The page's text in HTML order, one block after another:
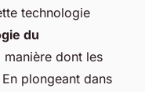
technologie
du
dont les
plongeant dans